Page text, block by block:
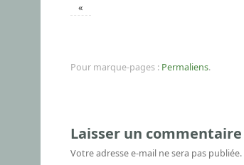
«
Pour marque-pages : Permaliens.
Laisser un commentaire
Votre adresse e-mail ne sera pas publiée.